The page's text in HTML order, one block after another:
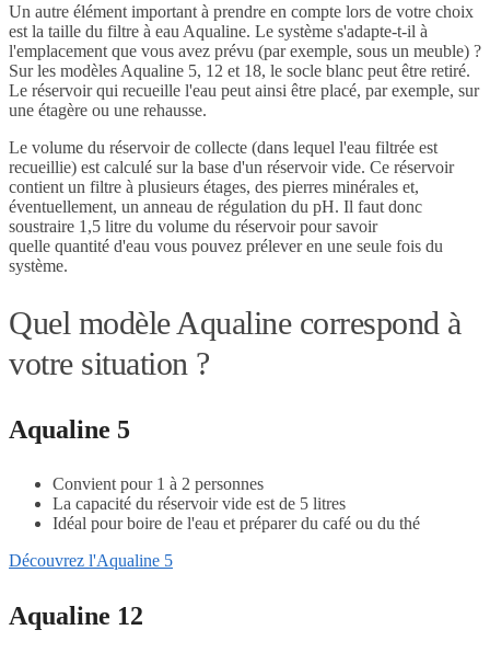
Un autre élément important à prendre en compte lors de votre choix
est la taille du filtre à eau Aqualine. Le système s'adapte-t-il à
l'emplacement que vous avez prévu (par exemple, sous un meuble) ?
Sur les modèles Aqualine 5, 12 et 18, le socle blanc peut être retiré.
Le réservoir qui recueille l'eau peut ainsi être placé, par exemple, sur
une étagère ou une rehausse.
Le volume du réservoir de collecte (dans lequel l'eau filtrée est
recueillie) est calculé sur la base d'un réservoir vide. Ce réservoir
contient un filtre à plusieurs étages, des pierres minérales et,
éventuellement, un anneau de régulation du pH. Il faut donc
soustraire 1,5 litre du volume du réservoir pour savoir
quelle quantité d'eau vous pouvez prélever en une seule fois du
système.
Quel modèle Aqualine correspond à
votre situation ?
Aqualine 5
Convient pour 1 à 2 personnes
La capacité du réservoir vide est de 5 litres
Idéal pour boire de l'eau et préparer du café ou du thé
Découvrez l'Aqualine 5
Aqualine 12